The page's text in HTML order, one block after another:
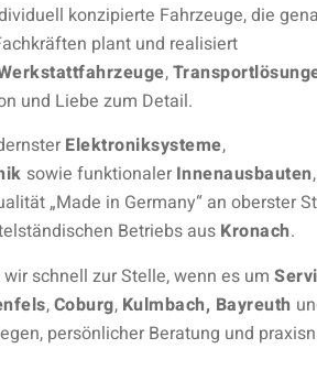
konzipierte Fahrzeuge, die
plant und realisiert
,
und Liebe zum Detail.
Elektroniksysteme,
sowie funktionaler Innenausbauten
„Made in Germany“ an oberster
Betriebs aus Kronach.
schnell zur Stelle, wenn es um
,Coburg, Kulmbach, Bayreuth
persönlicher Beratung und